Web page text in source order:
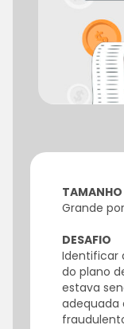
TAMANHO
Grande
DESAFIO
Identificar
do plano
estava
adequada